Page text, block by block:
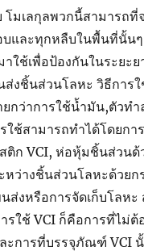
โมเลกุลพวกนี้สามารถที่
บและทุกหลืบในพื้นที่นั้นๆ
ใช้เพื่อป้องกันในระยะย
ส่งชิ้นส่วนโลหะ วิธีการ
ยกว่าการใช้น้ำมัน,ตัวทำ
ใช้สามารถทำได้โดยก
ติก VCI, ห่อหุ้มชิ้นส่วนด้
ว่างชิ้นส่วนโลหะด้วยก
ส่งหรือการจัดเก็บโลหะ
รใช้ VCI ก็คือการที่ไม่ต้
ะการที่บรรจุภัณฑ์ VCI